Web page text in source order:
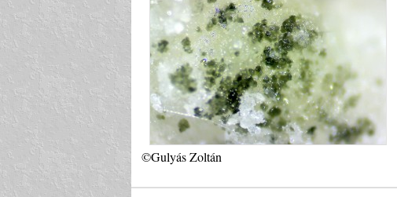
©Gulyás Zoltán